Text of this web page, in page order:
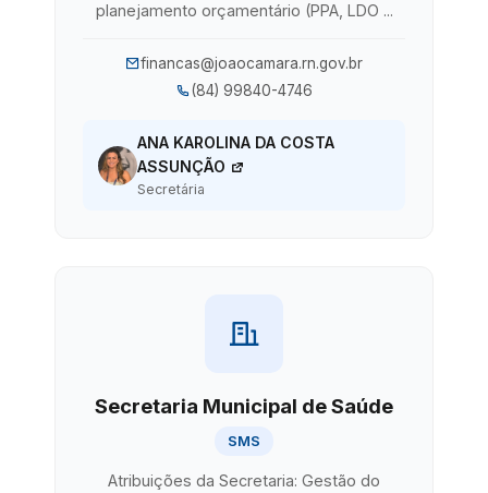
planejamento orçamentário (PPA, LDO ...
financas@joaocamara.rn.gov.br
(84) 99840-4746
ANA KAROLINA DA COSTA
ASSUNÇÃO
Secretária
Secretaria Municipal de Saúde
SMS
Atribuições da Secretaria: Gestão do